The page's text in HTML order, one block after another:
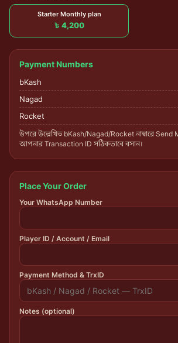
Starter Monthly plan
৳ 4,200
Payment Numbers
bKash
Nagad
Rocket
উপরে উল্লেখিত bKash/Nagad/Rocket নাম্বারে
আপনার Transaction ID সঠিকভাবে বসান।
Place Your Order
Your WhatsApp Number
Player ID / Account / Email
Payment Method & TrxID
Notes (optional)